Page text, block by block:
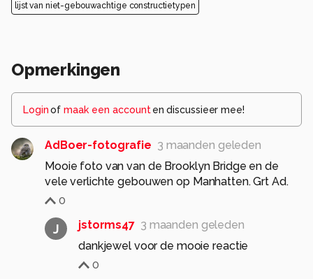
lijst van niet-gebouwachtige constructietypen
Opmerkingen
Loginof maak een account en discussieer mee!
AdBoer-fotografie 3 maanden geleden
Mooie foto van van de Brooklyn Bridge en de
vele verlichte gebouwen op Manhatten. Grt Ad.
0
J jstorms47 3 maanden geleden
dankjewel voor de mooie reactie
0